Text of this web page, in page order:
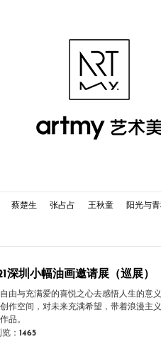
蔡楚生 张占占 王秋童 阳光与
深圳小幅油画邀请展（巡展）
由与充满爱的喜悦之心去感悟人生的意
作空间，对未来充满希望，带着浪漫主
品。
览：1465